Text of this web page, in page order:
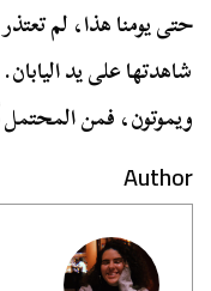
حتى يومنا هذا، لم
شاهدتها على يد
ويموتون، فمن المحتمل
Author